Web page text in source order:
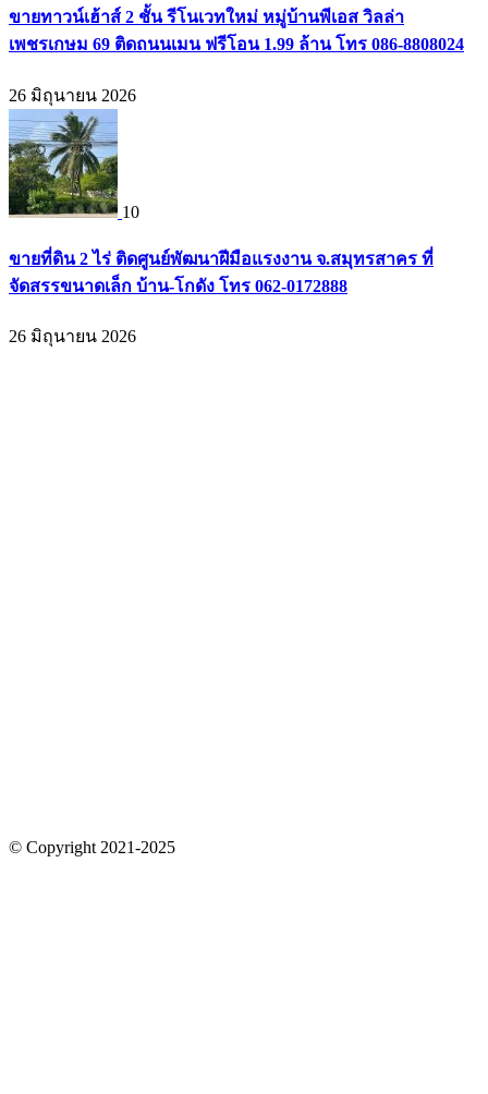
ขายทาวน์เฮ้าส์ 2 ชั้น รีโนเวทใหม่ หมู่บ้านพีเอส วิลล่า
เพชรเกษม 69 ติดถนนเมน ฟรีโอน 1.99 ล้าน โทร 086-8808024
26 มิถุนายน 2026
10
ขายที่ดิน 2 ไร่ ติดศูนย์พัฒนาฝีมือแรงงาน จ.สมุทรสาคร ที่
จัดสรรขนาดเล็ก บ้าน-โกดัง โทร 062-0172888
26 มิถุนายน 2026
© Copyright 2021-2025